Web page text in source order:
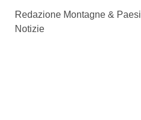
Redazione Montagne & Paesi
Notizie